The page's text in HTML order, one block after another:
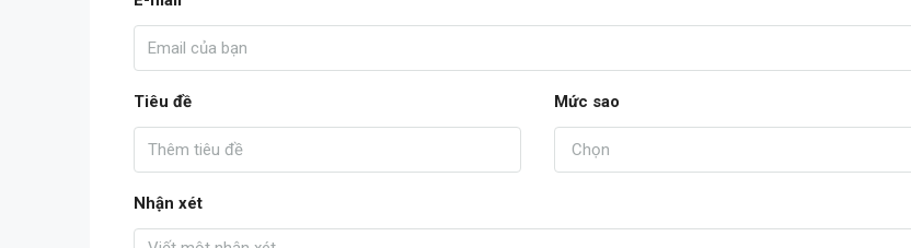
Tiêu đề Mức sao
Chọn
Nhận xét